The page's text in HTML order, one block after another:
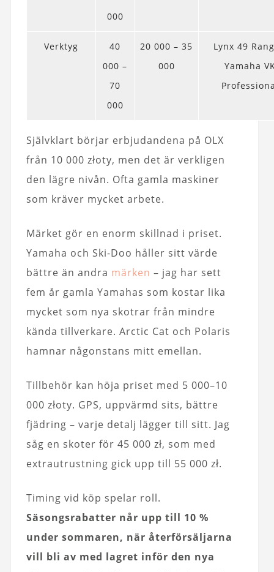
000
Verktyg
40
000 –
70
000
20 000 – 35
000
Lynx 49
Yamaha
Självklart börjar erbjudandena på OLX
från 10 000 złoty, men det är verkligen
den lägre nivån. Ofta gamla maskiner
som kräver mycket arbete.
Märket gör en enorm skillnad i priset.
Yamaha och Ski-Doo håller sitt värde
bättre än andra märken – jag har sett
fem år gamla Yamahas som kostar lika
mycket som nya skotrar från mindre
kända tillverkare. Arctic Cat och Polaris
hamnar någonstans mitt emellan.
Tillbehör kan höja priset med 5 000–10
000 złoty. GPS, uppvärmd sits, bättre
fjädring – varje detalj lägger till sitt. Jag
såg en skoter för 45 000 zł, som med
extrautrustning gick upp till 55 000 zł.
Timing vid köp spelar roll.
Säsongsrabatter når upp till 10 %
under sommaren, när återförsäljarna
vill bli av med lagret inför den nya